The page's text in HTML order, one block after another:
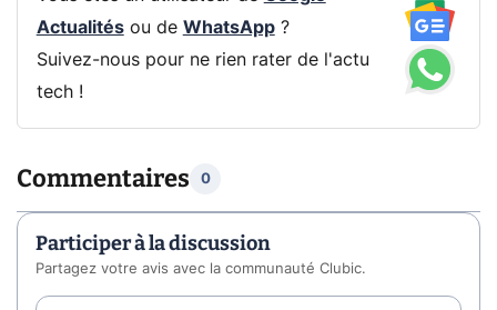
Actualitésou de WhatsApp?
Suivez-nous pour ne rien rater de l'actu
tech !
Commentaires 0
Participer à la discussion
Partagez votre avis avec la communauté Clubic.